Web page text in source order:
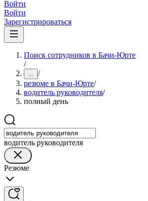
Войти
Войти
Зарегистрироваться
Поиск сотрудников в Бачи-Юрте
/
... /
резюме в Бачи-Юрте/
водитель руководителя/
полный день
водитель руководителя
Резюме